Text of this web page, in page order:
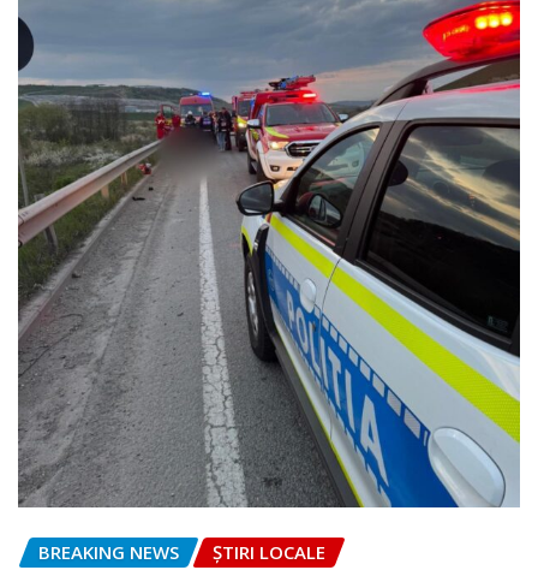
BREAKING NEWS ȘTIRI LOCALE